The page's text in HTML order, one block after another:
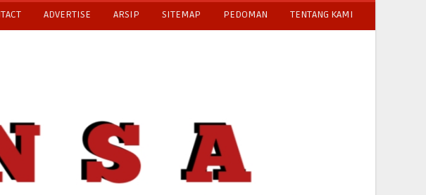
ADVERTISE ARSIP SITEMAP PEDOMAN TENTANG KAMI